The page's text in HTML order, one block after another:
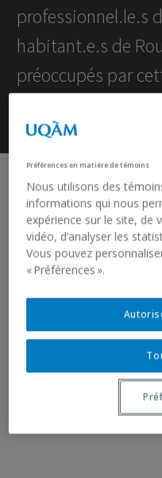
professionnel.le.s
habitant.e.s de
préoccupés par
Nouvelles
Préférences en matière de témoins
Nous utilisons des
informations qui nous
expérience sur le site, de
vidéo, d’analyser les
Vous pouvez
« Préférences ».